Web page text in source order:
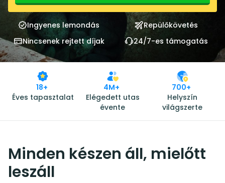
Ingyenes lemondás
Repülőkövetés
Nincsenek rejtett díjak
24/7-es támogatás
18+
Éves tapasztalat
4M+
Elégedett utas
évente
700+
Helyszín
világszerte
Minden készen áll, mielőtt
leszáll